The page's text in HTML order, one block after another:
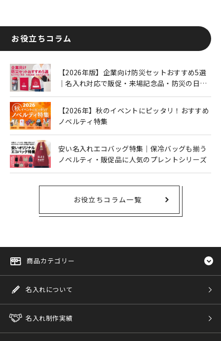
お役立ちコラム
【2026年版】企業向け防災セットおすすめ5選
｜名入れ対応で販促・来場記念品・防災の日に
【2026年】秋のイベントにピッタリ！おすすめ
ノベルティ特集
安い名入れエコバッグ特集｜保冷バッグも揃う
ノベルティ・販促品に人気のプレントシリーズ
お役立ちコラム一覧
商品カテゴリー
名入れについて
名入れ制作実績